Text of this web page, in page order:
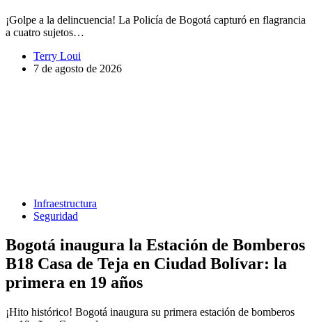
¡Golpe a la delincuencia! La Policía de Bogotá capturó en flagrancia
a cuatro sujetos…
Terry Loui
7 de agosto de 2026
Infraestructura
Seguridad
Bogotá inaugura la Estación de Bomberos
B18 Casa de Teja en Ciudad Bolívar: la
primera en 19 años
¡Hito histórico! Bogotá inaugura su primera estación de bomberos